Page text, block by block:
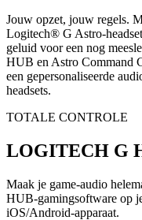
Jouw opzet, jouw regels.
Logitech® G Astro-
geluid voor een nog
HUB en Astro Command
een gepersonaliseerde
headsets.
TOTALE CONTROLE
LOGITECH G
Maak je game-audio
HUB-gamingsoftware op
iOS/Android-apparaat.